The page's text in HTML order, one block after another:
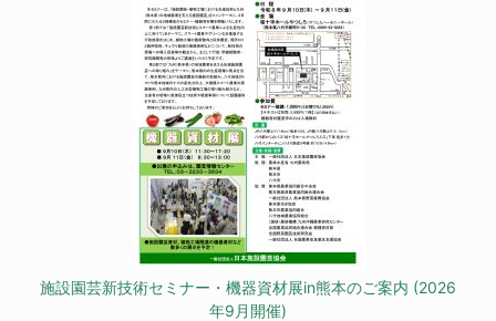
施設園芸新技術セミナー・機器資材展in熊本のご案内 (2026
年9月開催)